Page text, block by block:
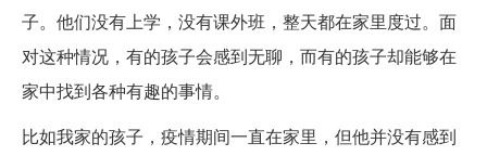
子。他们没有上学，没有课外班，整天都在家里度过。面
对这种情况，有的孩子会感到无聊，而有的孩子却能够在
家中找到各种有趣的事情。
比如我家的孩子，疫情期间一直在家里，但他并没有感到